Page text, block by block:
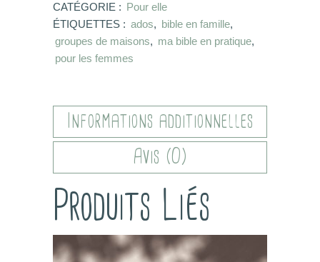
CATÉGORIE : Pour elle
ÉTIQUETTES : ados, bible en famille,
groupes de maisons, ma bible en pratique,
pour les femmes
Informations additionnelles
Avis (0)
Produits Liés